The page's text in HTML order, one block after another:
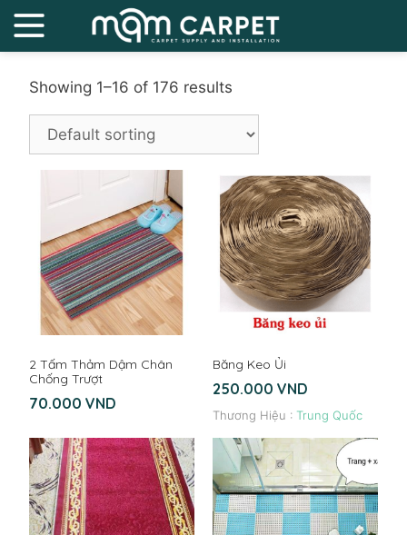
Showing 1–16 of 176 results
2 Tấm Thảm Dậm Chân
Chống Trượt
70.000VND
Băng Keo Ủi
250.000 VND
Thương Hiệu : Trung Quốc